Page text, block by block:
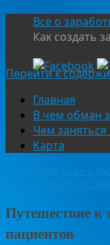
Всё о
Как создать
Перейти к
Главная
В чем обман
Чем заняться
Карта
Путешествие к
пациентов